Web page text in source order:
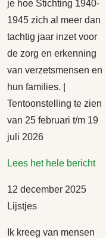
je hoe Stichting 1940-
1945 zich al meer dan
tachtig jaar inzet voor
de zorg en erkenning
van verzetsmensen en
hun families. |
Tentoonstelling te zien
van 25 februari t/m 19
juli 2026
Lees het hele bericht
12 december 2025
Lijstjes
Ik kreeg van mensen